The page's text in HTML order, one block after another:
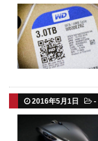
2016年5月1日 -